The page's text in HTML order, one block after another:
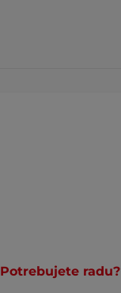
Potrebujete radu?